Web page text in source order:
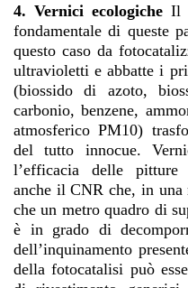
4. Vernici ecologiche Il
fondamentale di queste
questo caso da
ultravioletti e abbatte i
(biossido di azoto,
carbonio, benzene,
atmosferico PM10)
del tutto innocue.
l’efficacia delle pitture
anche il CNR che, in
che un metro quadro di
è in grado di
dell’inquinamento
della fotocatalisi può